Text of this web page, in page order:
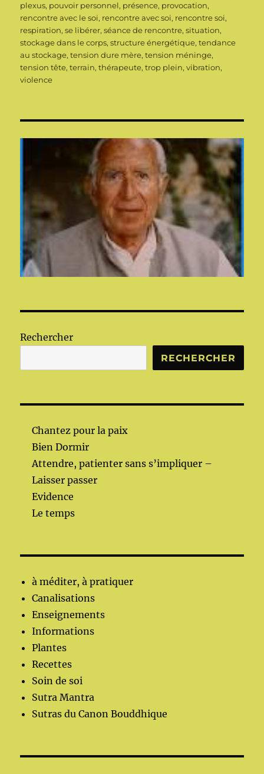
plexus, pouvoir personnel, présence, provocation,
rencontre avec le soi, rencontre avec soi, rencontre soi,
respiration,se libérer,séance de rencontre,situation,
stockage dans le corps,structure énergétique,tendance
au stockage,tension dure mère,tension méninge,
tension tête,terrain,thérapeute,trop plein,vibration,
violence
Rechercher
RECHERCHER
Chantez pour la paix
Bien Dormir
Attendre, patienter sans s’impliquer –
Laisser passer
Evidence
Le temps
à méditer, à pratiquer
Canalisations
Enseignements
Informations
Plantes
Recettes
Soin de soi
Sutra Mantra
Sutras du Canon Bouddhique